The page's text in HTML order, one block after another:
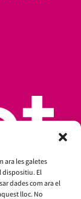
ara les galetes
dispositiu. El
dades com ara el
lloc. No